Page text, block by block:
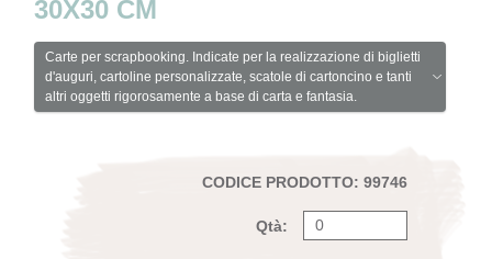
30X30 CM
Carte per scrapbooking. Indicate per la realizzazione di biglietti
d'auguri, cartoline personalizzate, scatole di cartoncino e tanti
altri oggetti rigorosamente a base di carta e fantasia.
CODICE PRODOTTO: 99746
Qtà: